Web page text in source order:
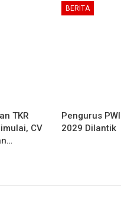
TKR
CV
BERITA
Pengurus
2029 Dilantik